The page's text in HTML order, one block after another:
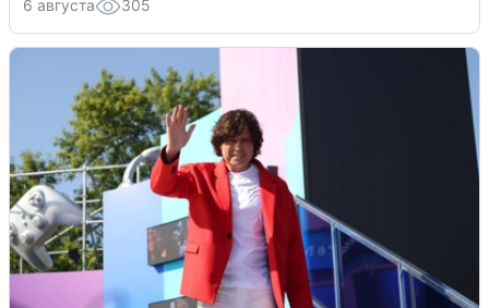
6 августа 305